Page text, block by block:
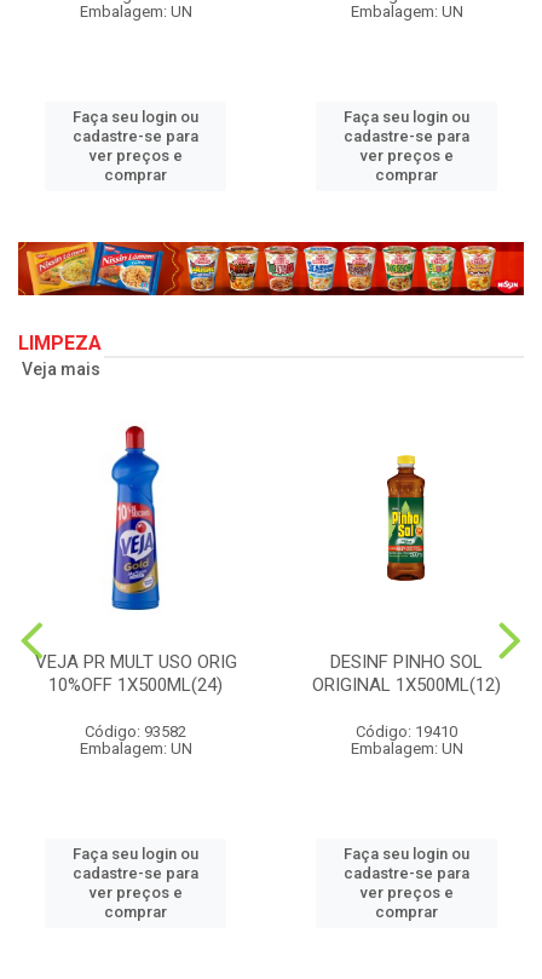
Embalagem: UN
Faça seu login ou
cadastre-se para
ver preços e
comprar
Embalagem: UN
Faça seu login ou
cadastre-se para
ver preços e
comprar
LIMPEZA
Veja mais
VEJA PR MULT USO ORIG
10%OFF 1X500ML(24)
Código: 93582
Embalagem: UN
Faça seu login ou
cadastre-se para
ver preços e
comprar
DESINF PINHO SOL
ORIGINAL 1X500ML(12)
Código: 19410
Embalagem: UN
Faça seu login ou
cadastre-se para
ver preços e
comprar